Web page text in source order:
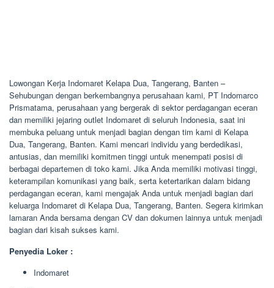
Lowongan Kerja Indomaret Kelapa Dua, Tangerang, Banten –
Sehubungan dengan berkembangnya perusahaan kami, PT Indomarco
Prismatama, perusahaan yang bergerak di sektor perdagangan eceran
dan memiliki jejaring outlet Indomaret di seluruh Indonesia, saat ini
membuka peluang untuk menjadi bagian dengan tim kami di Kelapa
Dua, Tangerang, Banten. Kami mencari individu yang berdedikasi,
antusias, dan memiliki komitmen tinggi untuk menempati posisi di
berbagai departemen di toko kami. Jika Anda memiliki motivasi tinggi,
keterampilan komunikasi yang baik, serta ketertarikan dalam bidang
perdagangan eceran, kami mengajak Anda untuk menjadi bagian dari
keluarga Indomaret di Kelapa Dua, Tangerang, Banten. Segera kirimkan
lamaran Anda bersama dengan CV dan dokumen lainnya untuk menjadi
bagian dari kisah sukses kami.
Penyedia Loker :
Indomaret